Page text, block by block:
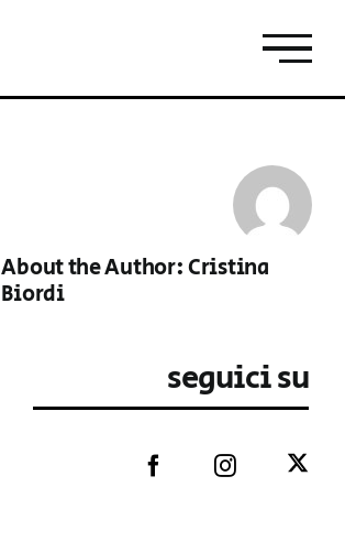
About the Author:Cristina
Biordi
seguici su